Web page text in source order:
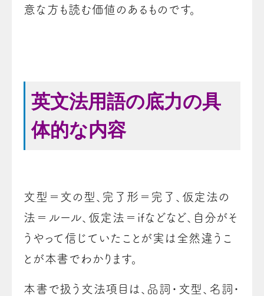
意な方も読む価値のあるものです。
英文法用語の底力の具
体的な内容
文型＝文の型、完了形＝完了、仮定法の
法＝ルール、仮定法＝ifなどなど、自分がそ
うやって信じていたことが実は全然違うこ
とが本書でわかります。
本書で扱う文法項目は、品詞・文型、名詞・